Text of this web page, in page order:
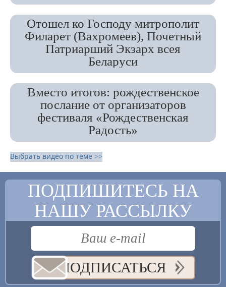
Отошел ко Господу митрополит
Филарет (Вахромеев), Почетный
Патриарший Экзарх всея
Беларуси
Вместо итогов: рождественское
послание от организаторов
фестиваля «Рождественская
Радость»
Выбрать видео по теме >>
ПОДПИШИТЕСЬ НА
НАШУ РАССЫЛКУ
ПОДПИСАТЬСЯ